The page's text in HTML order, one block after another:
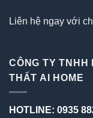
Liên hệ ngay với
CÔNG TY TNHH
THẤT AI HOME
HOTLINE: 0935